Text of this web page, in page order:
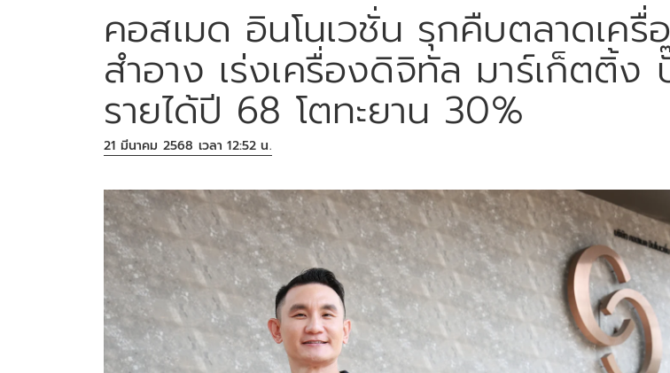
คอสเมด อินโนเวชั่น รุกคืบตลาดเครื่
สำอาง เร่งเครื่องดิจิทัล มาร์เก็ตติ้ง
รายได้ปี 68 โตทะยาน 30%
21 มีนาคม 2568 เวลา 12:52 น.